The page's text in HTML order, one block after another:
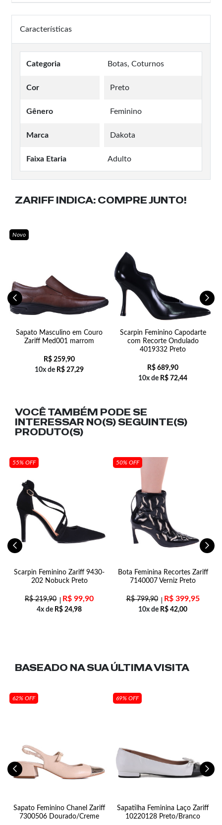
Características
Categoria Botas, Coturnos
Cor Preto
Gênero Feminino
Marca Dakota
Faixa Etaria Adulto
ZARIFF INDICA: COMPRE JUNTO!
Novo
Sapato Masculino em Couro
Zariff Med001 marrom
R$ 259,90
10x de R$ 27,29
Scarpin Feminino Capodarte
com Recorte Ondulado
4019332 Preto
R$ 689,90
10x de R$ 72,44
VOCÊ TAMBÉM PODE SE
INTERESSAR NO(S) SEGUINTE(S)
PRODUTO(S)
55% OFF
Scarpin Feminino Zariff 9430-
202 Nobuck Preto
R$219,90 R$ 99,90
4x de R$ 24,98
50% OFF
Bota Feminina Recortes Zariff
7140007 Verniz Preto
R$799,90 R$399,95
10x de R$ 42,00
BASEADO NA SUAÚLTIMA VISITA
62% OFF
Sapato Feminino Chanel Zariff
7300506 Dourado/Creme
69% OFF
Sapatilha Feminina Laço Zariff
10220128 Preto/Branco